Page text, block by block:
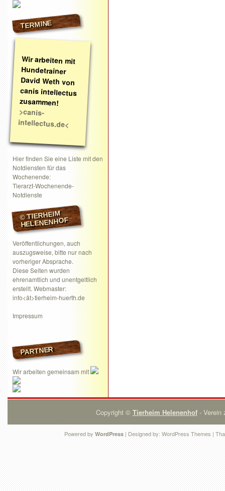
TERMINE
Wir arbeiten mit
Hundetrainer
David Weth von
canis intellectus
zusammen!
>canis-
intellectus.de<
Hier finden Sie eine Liste mit den
Notdiensten für das
Wochenende:
Tierarzt-Wochenende-
Notdienste
© TIERHEIM
HELENENHOF
Veröffentlichungen, auch
auszugsweise, bitte nur nach
vorheriger Absprache.
Diese Seiten wurden
ehrenamtlich und unentgeltlich
erstellt. Webmaster:
info<ät>tierheim-huerth.de
Impressum
PARTNER
Wir arbeiten gemeinsam mit
Copyright © Tierheim Helenenhof- Verein
Powered by WordPress | Designed by: WordPress Themes |